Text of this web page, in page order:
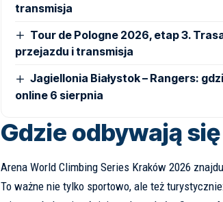
transmisja
Tour de Pologne 2026, etap 3.
przejazdu i transmisja
Jagiellonia Białystok – Rangers:
online 6 sierpnia
Gdzie odbywają
Arena World Climbing Series Kraków 2026
To ważne nie tylko sportowo, ale też